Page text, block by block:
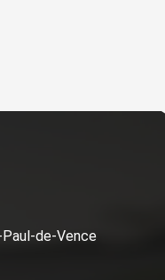
de-Vence